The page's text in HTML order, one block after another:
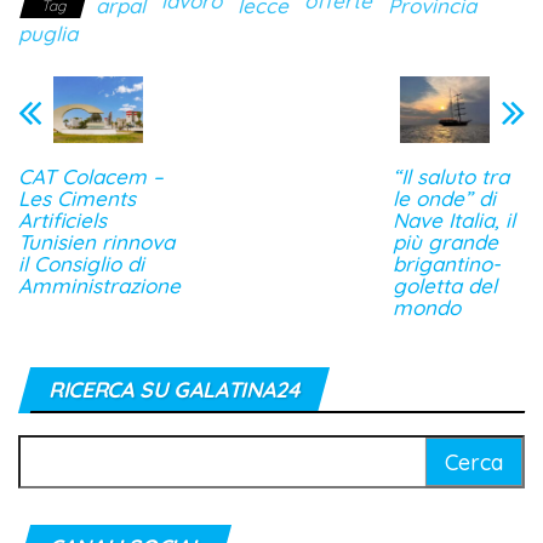
Tag arpal lecce
Provincia
puglia
CAT Colacem –
Les Ciments
Artificiels
Tunisien rinnova
il Consiglio di
Amministrazione
“Il saluto tra
le onde” di
Nave Italia, il
più grande
brigantino-
goletta del
mondo
RICERCA SU GALATINA24
per: